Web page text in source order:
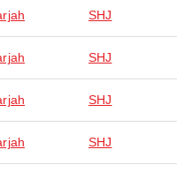
SHJ
SHJ
SHJ
SHJ